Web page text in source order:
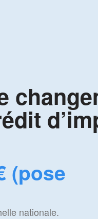
(pose
nationale.